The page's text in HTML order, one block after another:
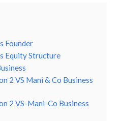
Founder
Equity Structure
2 VS Mani & Co Business
2 VS-Mani-Co Business